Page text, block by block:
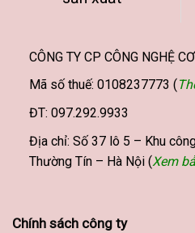
CÔNG TY CP CÔNG NGHỆ
Mã số thuế: 0108237773 (
ĐT: 097.292.9933
Địa chỉ: Số 37 lô 5 – Khu
Thường Tín – Hà Nội (Xem
Chính sách công ty